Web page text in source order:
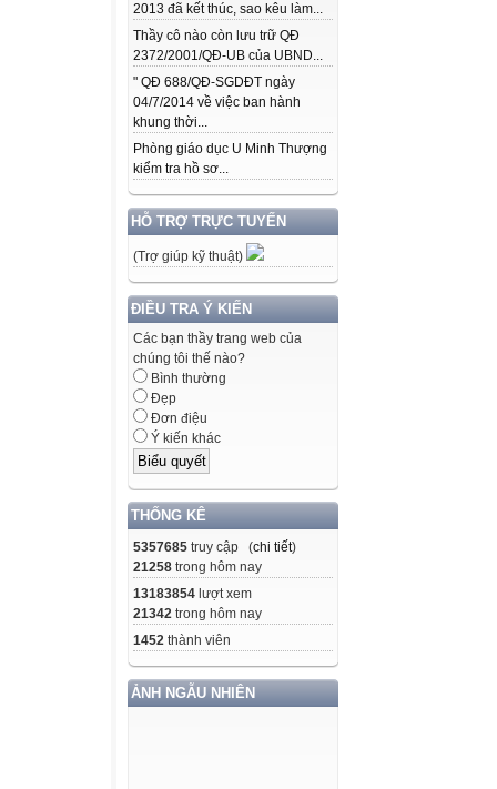
2013 đã kết thúc, sao kêu làm...
Thầy cô nào còn lưu trữ QĐ
2372/2001/QĐ-UB của UBND...
" QĐ 688/QĐ-SGDĐT ngày
04/7/2014 về việc ban hành
khung thời...
Phòng giáo dục U Minh Thượng
kiểm tra hồ sơ...
HỖ TRỢ TRỰC TUYẾN
(Trợ giúp kỹ thuật)
ĐIỀU TRA Ý KIẾN
Các bạn thầy trang web của
chúng tôi thế nào?
Bình thường
Đẹp
Đơn điệu
Ý kiến khác
THỐNG KÊ
5357685 truy cập (chi tiết)
21258 trong hôm nay
13183854 lượt xem
21342 trong hôm nay
1452 thành viên
ẢNH NGẪU NHIÊN